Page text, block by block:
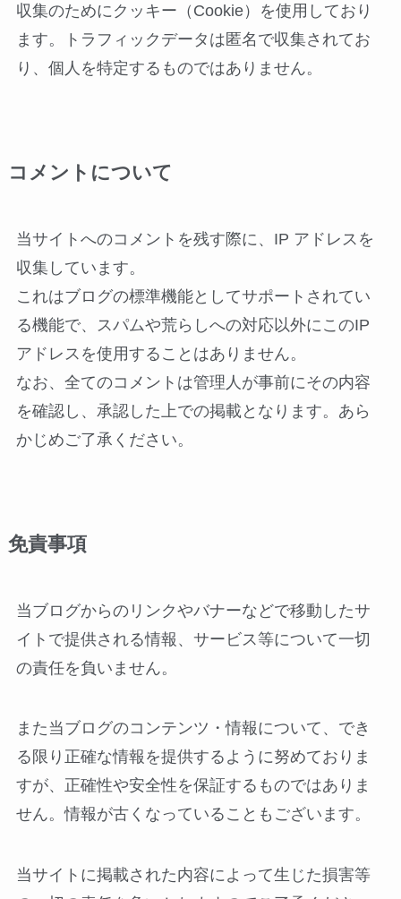
収集のためにクッキー（Cookie）を使用しており
ます。トラフィックデータは匿名で収集されてお
り、個人を特定するものではありません。
コメントについて
当サイトへのコメントを残す際に、IP アドレスを
収集しています。
これはブログの標準機能としてサポートされてい
る機能で、スパムや荒らしへの対応以外にこのIP
アドレスを使用することはありません。
なお、全てのコメントは管理人が事前にその内容
を確認し、承認した上での掲載となります。あら
かじめご了承ください。
免責事項
当ブログからのリンクやバナーなどで移動したサ
イトで提供される情報、サービス等について一切
の責任を負いません。
また当ブログのコンテンツ・情報について、でき
る限り正確な情報を提供するように努めておりま
すが、正確性や安全性を保証するものではありま
せん。情報が古くなっていることもございます。
当サイトに掲載された内容によって生じた損害等